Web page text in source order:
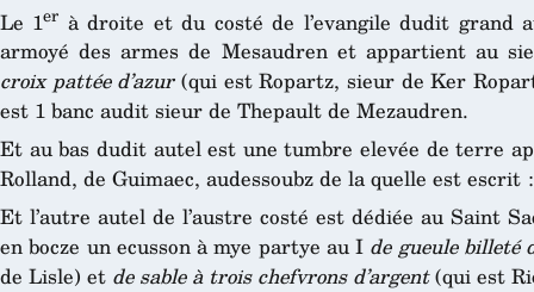
Le 1er à droite et du costé de l’evangile dudit grand
armoyé des armes de Mesaudren et appartient au
croix pattée d’azur(qui est Ropartz, sieur de Ker
est 1 banc audit sieur de Thepault de Mezaudren.
Et au bas dudit autel est une tumbre elevée de terre
Rolland, de Guimaec, audessoubz de la quelle est escrit
Et l’autre autel de l’austre costé est dédiée au Saint
en bocze un ecusson à mye partye au I de gueule billeté
de Lisle) et de sable à trois chefvrons d’argent(qui est